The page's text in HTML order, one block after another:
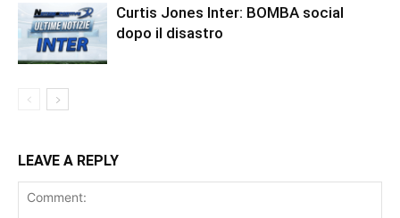
Curtis Jones Inter: BOMBA social
dopo il disastro
LEAVE A REPLY